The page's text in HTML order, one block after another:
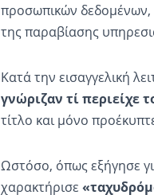
προσωπικών δεδομένων,
της παραβίασης
Κατά την εισαγγελική
γνώριζαν τί περιείχε
τίτλο και μόνο
Ωστόσο, όπως εξήγησε
χαρακτήρισε